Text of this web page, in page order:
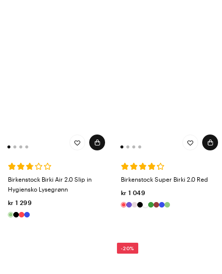
Birkenstock Birki Air 2.0 Slip in
Hygiensko Lysegrønn
kr 1 299
Birkenstock Super Birki 2.0 Red
kr 1 049
-20%